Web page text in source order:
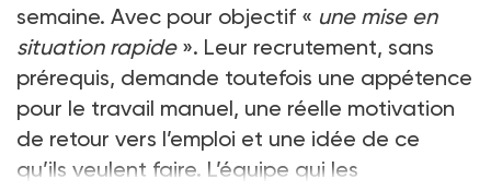
semaine. Avec pour objectif « une mise en
situation rapide». Leur recrutement, sans
prérequis, demande toutefois une appétence
pour le travail manuel, une réelle motivation
de retour vers l’emploi et une idée de ce
qu’ils veulent faire. L’équipe qui les